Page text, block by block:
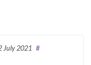
July 2021 #